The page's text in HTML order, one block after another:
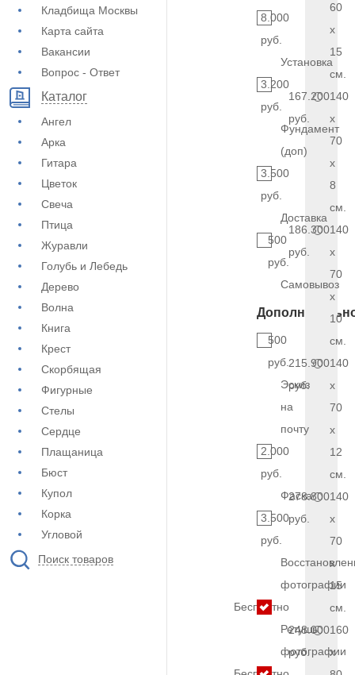
Кладбища Москвы
Карта сайта
Вакансии
Вопрос - Ответ
Каталог
Ангел
Арка
Гитара
Цветок
Свеча
Птица
Журавли
Голубь и Лебедь
Дерево
Волна
Книга
Крест
Скорбящая
Фигурные
Стелы
Сердце
Плащаница
Бюст
Купол
Корка
Угловой
Поиск товаров
8.000
руб.
Установка
3.200
руб.
Фундамент
(доп)
3.500
руб.
Доставка
500
руб.
Самовывоз
500
руб.
Эскиз
на
почту
2.000
руб.
Фаска
3.500
руб.
фотографии
Бесплатно
Ретушь
фотографии
60
x
15
см.
167.200
руб.
140
x
70
x
8
см.
186.300
руб.
140
x
70
x
10
см.
215.900
руб.
140
x
70
x
12
см.
278.800
руб.
140
x
70
x
15
см.
248.000
руб.
160
x